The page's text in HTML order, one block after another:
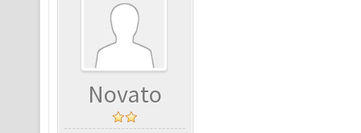
Novato